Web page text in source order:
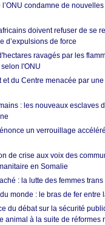
condamne de
doivent refuser de se
d’expulsions de force
ravagés par les
l'ONU
et du Centre menacée par
: les nouveaux esclaves
un verrouillage
de crise aux voix des
en Somalie
: la lutte des femmes trans
monde : le bras de fer entre
du débat sur la sécurité
animal à la suite de réformes